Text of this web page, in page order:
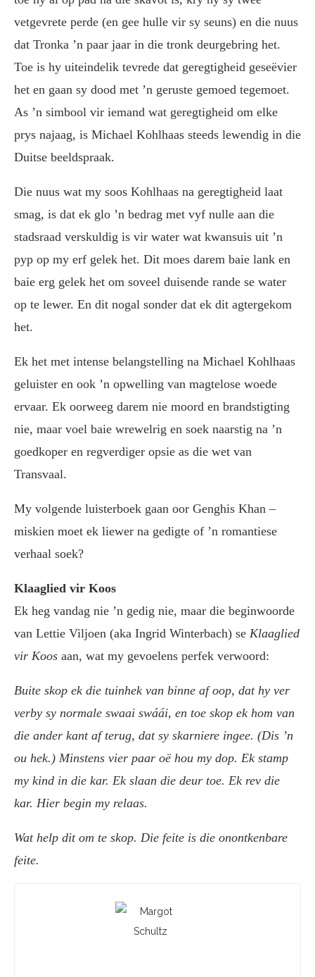
vetgevrete perde (en gee hulle vir sy seuns) en die nuus
dat Tronka ’n paar jaar in die tronk deurgebring het.
Toe is hy uiteindelik tevrede dat geregtigheid geseëvier
het en gaan sy dood met ’n geruste gemoed tegemoet.
As ’n simbool vir iemand wat geregtigheid om elke
prys najaag, is Michael Kohlhaas steeds lewendig in die
Duitse beeldspraak.
Die nuus wat my soos Kohlhaas na geregtigheid laat
smag, is dat ek glo ’n bedrag met vyf nulle aan die
stadsraad verskuldig is vir water wat kwansuis uit ’n
pyp op my erf gelek het. Dit moes darem baie lank en
baie erg gelek het om soveel duisende rande se water
op te lewer. En dit nogal sonder dat ek dit agtergekom
het.
Ek het met intense belangstelling na Michael Kohlhaas
geluister en ook ’n opwelling van magtelose woede
ervaar. Ek oorweeg darem nie moord en brandstigting
nie, maar voel baie wrewelrig en soek naarstig na ’n
goedkoper en regverdiger opsie as die wet van
Transvaal.
My volgende luisterboek gaan oor Genghis Khan –
miskien moet ek liewer na gedigte of ’n romantiese
verhaal soek?
Klaaglied vir Koos
Ek heg vandag nie ’n gedig nie, maar die beginwoorde
van Lettie Viljoen (aka Ingrid Winterbach) se Klaaglied
vir Koos aan, wat my gevoelens perfek verwoord:
Buite skop ek die tuinhek van binne af oop, dat hy ver
verby sy normale swaai swáái, en toe skop ek hom van
die ander kant af terug, dat sy skarniere ingee. (Dis ’n
ou hek.) Minstens vier paar oë hou my dop. Ek stamp
my kind in die kar. Ek slaan die deur toe. Ek rev die
kar. Hier begin my relaas.
Wat help dit om te skop. Die feite is die onontkenbare
feite.